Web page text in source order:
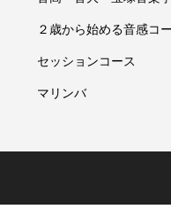
２歳から始める音感コ
セッションコース
マリンバ